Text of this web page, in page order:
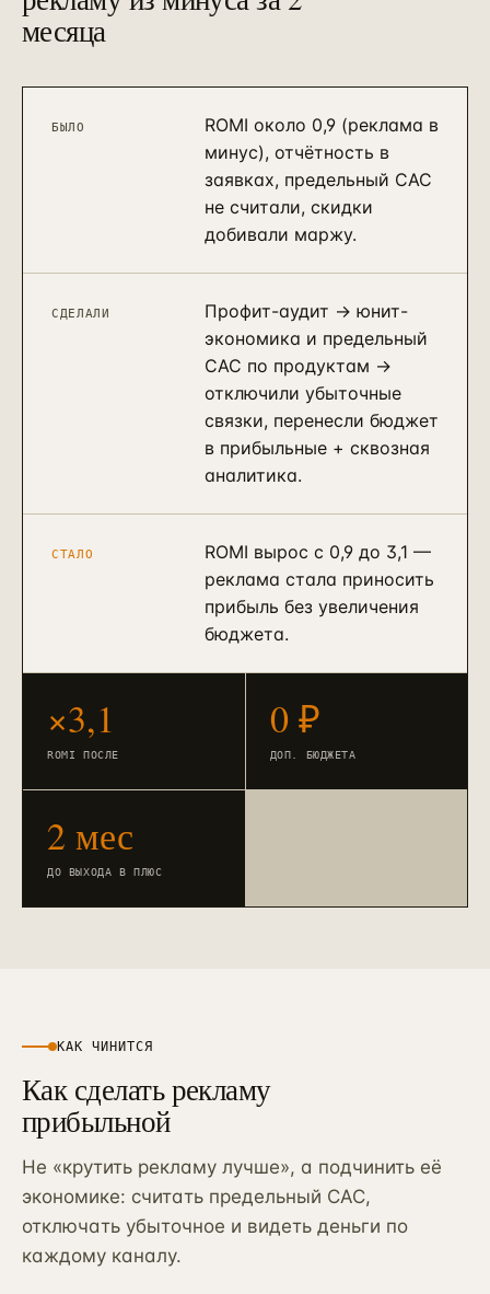
месяца
БЫЛО
ROMI около 0,9 (реклама в
минус), отчётность в
заявках, предельный CAC
не считали, скидки
добивали маржу.
СДЕЛАЛИ
Профит-аудит → юнит-
экономика и предельный
CAC по продуктам →
отключили убыточные
связки, перенесли бюджет
в прибыльные + сквозная
аналитика.
СТАЛО
ROMI вырос с 0,9 до 3,1 —
реклама стала приносить
прибыль без увеличения
бюджета.
×3,1
ROMI ПОСЛЕ
0 ₽
ДОП. БЮДЖЕТА
2 мес
ДО ВЫХОДА В ПЛЮС
КАК ЧИНИТСЯ
Как сделать рекламу
прибыльной
Не «крутить рекламу лучше», а подчинить её
экономике: считать предельный CAC,
отключать убыточное и видеть деньги по
каждому каналу.